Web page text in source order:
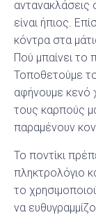
αντανακλάσεις
είναι ήπιος.
κόντρα στα
Πού μπαίνει το
Τοποθετούμε
αφήνουμε κενό
τους καρπούς
παραμένουν
Το ποντίκι
πληκτρολόγιο
το
να